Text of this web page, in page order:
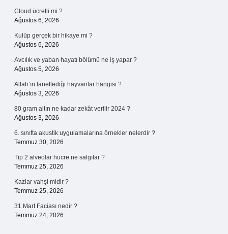
Cloud ücretli mi ?
Ağustos 6, 2026
Kulüp gerçek bir hikaye mi ?
Ağustos 6, 2026
Avcılık ve yaban hayatı bölümü ne iş yapar ?
Ağustos 5, 2026
Allah’ın lanetlediği hayvanlar hangisi ?
Ağustos 3, 2026
80 gram altın ne kadar zekât verilir 2024 ?
Ağustos 3, 2026
6. sınıfta akustik uygulamalarına örnekler nelerdir ?
Temmuz 30, 2026
Tip 2 alveolar hücre ne salgılar ?
Temmuz 25, 2026
Kazlar vahşi midir ?
Temmuz 25, 2026
31 Mart Faciası nedir ?
Temmuz 24, 2026